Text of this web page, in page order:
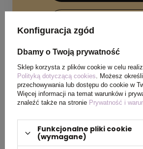
SPECYFIKACJA PRODUKTU
Materiał Bambus
Konfiguracja zgód
Dbamy o Twoją prywatność
Sklep korzysta z plików cookie w celu
Polityką dotyczącą cookies. Możesz
przechowywania lub dostępu do cookie w
Więcej informacji na temat warunków i
znaleźć także na stronie Prywatność i
Funkcjonalne pliki cookie
(wymagane)